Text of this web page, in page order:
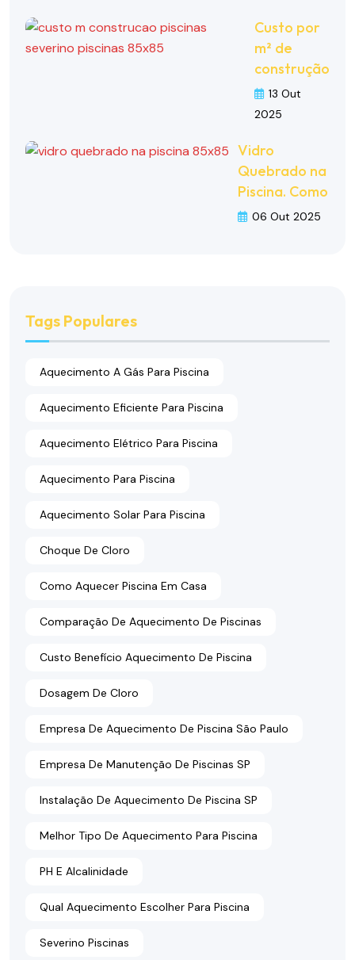
Custo por
m² de
construção
13 Out
2025
Vidro
Quebrado na
Piscina. Como
06 Out 2025
Tags Populares
Aquecimento A Gás Para Piscina
Aquecimento Eficiente Para Piscina
Aquecimento Elétrico Para Piscina
Aquecimento Para Piscina
Aquecimento Solar Para Piscina
Choque De Cloro
Como Aquecer Piscina Em Casa
Comparação De Aquecimento De Piscinas
Custo Benefício Aquecimento De Piscina
Dosagem De Cloro
Empresa De Aquecimento De Piscina São Paulo
Empresa De Manutenção De Piscinas SP
Instalação De Aquecimento De Piscina SP
Melhor Tipo De Aquecimento Para Piscina
PH E Alcalinidade
Qual Aquecimento Escolher Para Piscina
Severino Piscinas